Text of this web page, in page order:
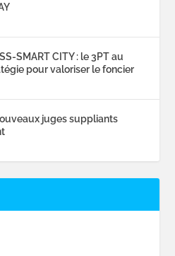
SMART CITY : le 3PT au
pour valoriser le foncier
juges suppliants